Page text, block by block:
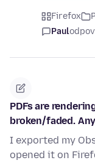
Firefox
Paul
PDFs are
broken/faded.
I exported my
opened it on